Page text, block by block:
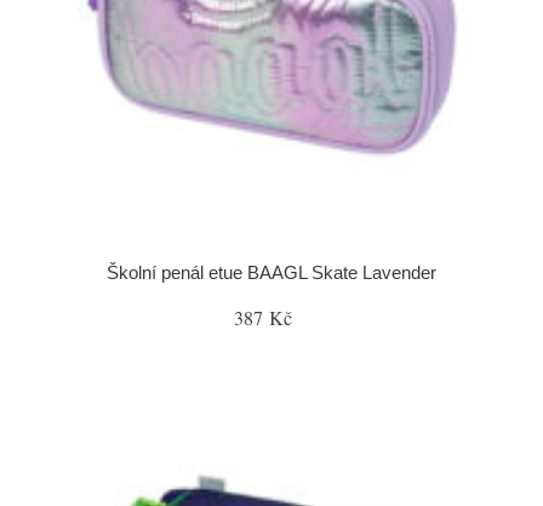
Školní penál etue BAAGL Skate Lavender
387 Kč